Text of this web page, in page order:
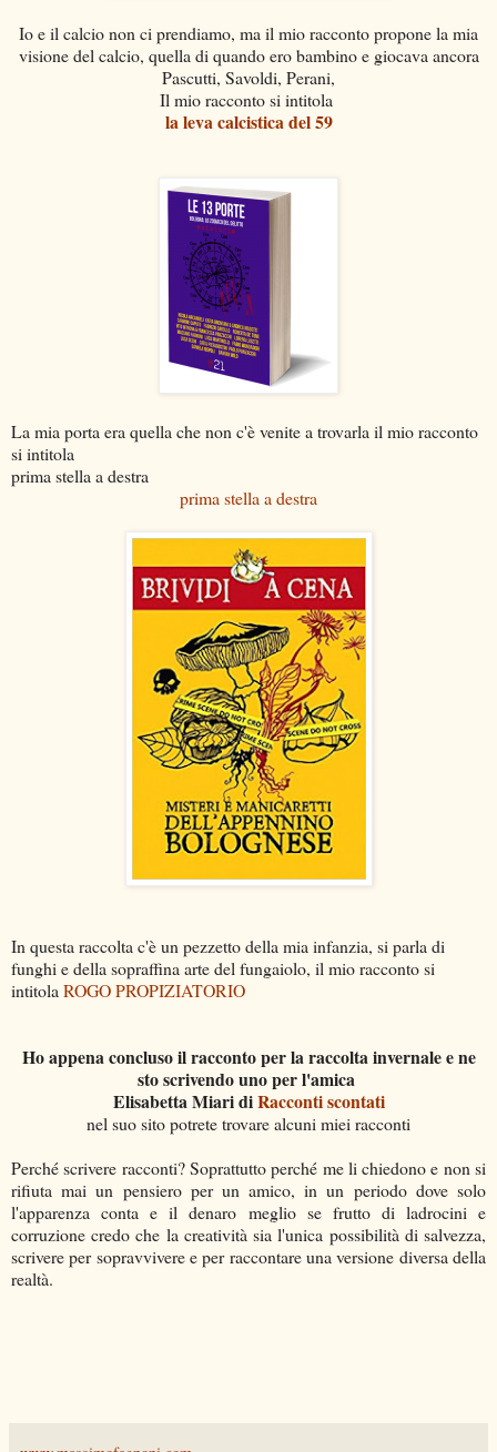
Io e il calcio non ci prendiamo, ma il mio racconto propone la mia
visione del calcio, quella di quando ero bambino e giocava ancora
Pascutti, Savoldi, Perani,
Il mio racconto si intitola
la leva calcistica del 59
La mia porta era quella che non c'è venite a trovarla il mio racconto
si intitola
prima stella a destra
prima stella a destra
In questa raccolta c'è un pezzetto della mia infanzia, si parla di
funghi e della sopraffina arte del fungaiolo, il mio racconto si
intitola ROGO PROPIZIATORIO
Ho appena concluso il racconto per la raccolta invernale e ne
sto scrivendo uno per l'amica
Elisabetta Miari diRacconti scontati
nel suo sito potrete trovare alcuni miei racconti
Perché scrivere racconti? Soprattutto perché me li chiedono e non si
rifiuta mai un pensiero per un amico, in un periodo dove solo
l'apparenza conta e il denaro meglio se frutto di ladrocini e
corruzione credo che la creatività sia l'unica possibilità di salvezza,
scrivere per sopravvivere e per raccontare una versione diversa della
realtà.